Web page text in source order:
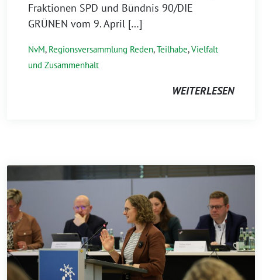
Fraktionen SPD und Bündnis 90/DIE
GRÜNEN vom 9. April […]
NvM, Regionsversammlung Reden,Teilhabe,Vielfalt
und Zusammenhalt
WEITERLESEN